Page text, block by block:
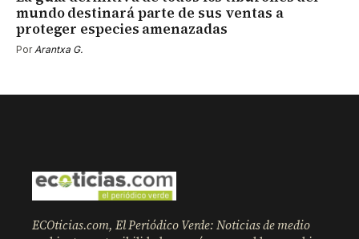
mundo destinará parte de sus ventas a
proteger especies amenazadas
PorArantxa G.
ECOticias.com, El Periódico Verde: Noticias de medio